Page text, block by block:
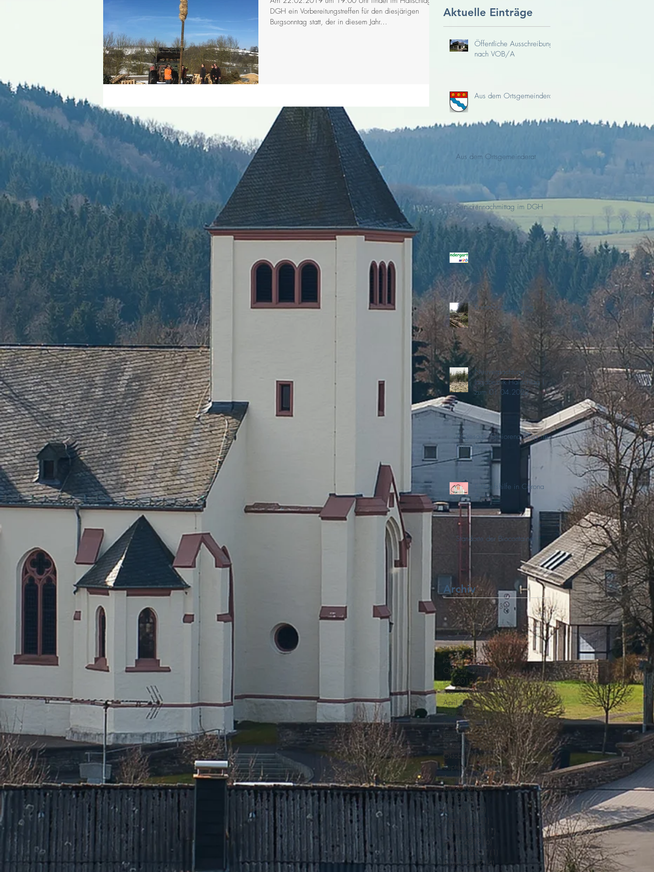
DGH ein Vorbereitungstreffen für den diesjärigen
Burgsonntag statt, der in diesem Jahr...
Aktuelle Einträge
Öffentliche Ausschreibung
nach VOB/A
Aus dem Ortsgemeinderat
Aus dem Ortsgemeinderat
Seniorennachmittag im DGH
Erzieher (m/w/d)
dringend gesucht
Brennholzbestellung
Neuverpachtung
Jagdbezirk Hallschlag I
zum 01.04.2022
Abgesagt: Seniorenausflug im
Frühjahr
Einkaufshilfe in Corona
Zeiten
Standorte der Biocontainer
Archiv
Dezember 2022 (3)3 Beiträge
Februar 2022 (1)1 Beitrag
Januar 2022 (2)2 Beiträge
Dezember 2021 (1)1 Beitrag
März 2020 (2)2 Beiträge
Januar 2020 (1)1 Beitrag
Oktober 2019
(3)3 Beiträge
Juni 2019 (1)1 Beitrag
Mai 2019 (1)1 Beitrag
April 2019 (1)1 Beitrag
März 2019 (1)1 Beitrag
Februar 2019 (1) 1 Beitrag
Januar 2019 (3)3 Beiträge
Dezember 2018 (1)1 Beitrag
Oktober 2018 (1)1 Beitrag
September 2018 (1)1 Beitrag
August 2018 (4)4 Beiträge
Juli 2018 (2)2 Beiträge
Juni 2018 (1)
Mai 2018 (3)
März 2018
(1)
Februar 2018 (1) 1 Beitrag
Januar 2018 (6) 6 Beiträge
Oktober 2017 (1) 1 Beitrag
August 2017 (4) 4 Beiträge